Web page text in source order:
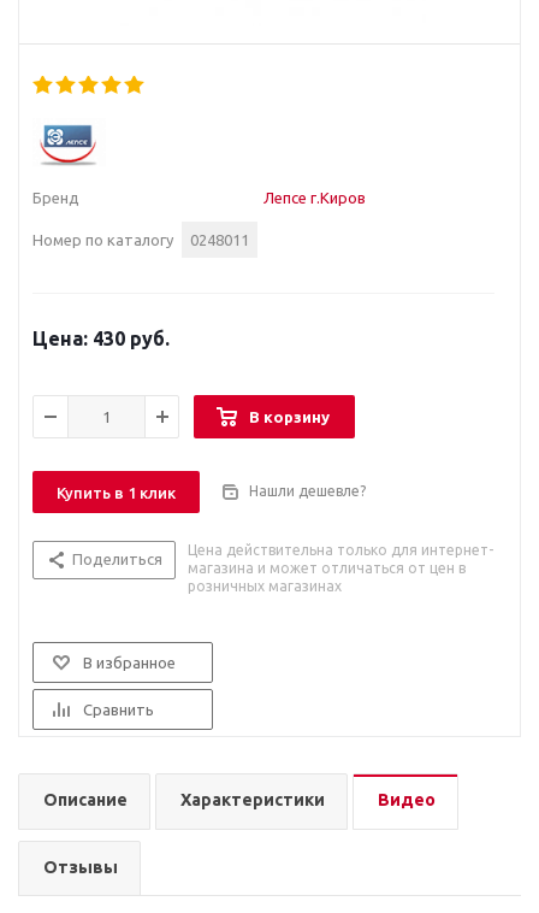
Бренд Лепсе г.Киров
Номер по каталогу 0248011
430 руб.
В корзину
Купить в 1 клик Нашли дешевле?
Поделиться
Цена действительна только для интернет-
магазина и может отличаться от цен в
розничных магазинах
В избранное
Сравнить
Описание Характеристики Видео
Отзывы